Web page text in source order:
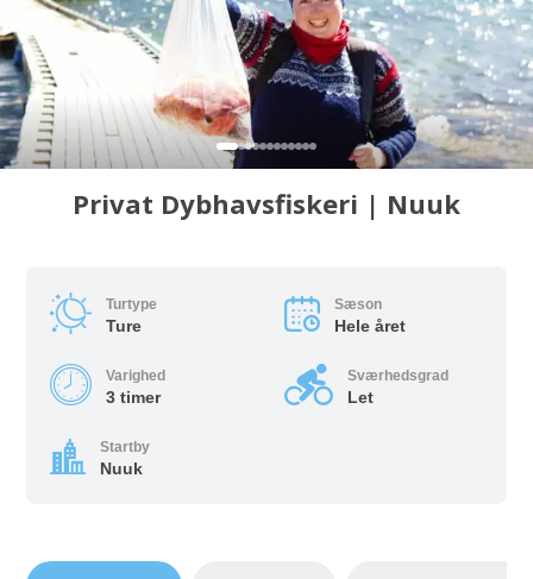
Privat Dybhavsfiskeri | Nuuk
Turtype
Ture
Sæson
Hele året
Varighed
3 timer
Sværhedsgrad
Let
Startby
Nuuk